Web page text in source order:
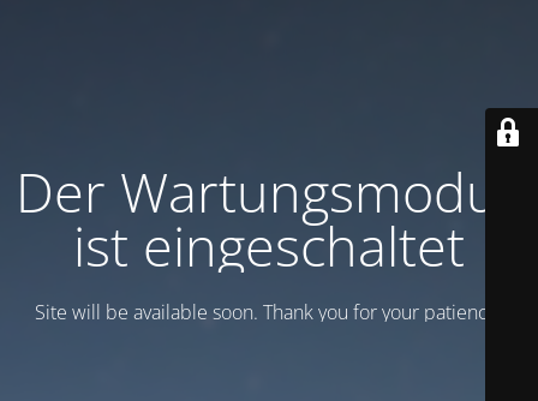
Der Wartungsmodus
ist eingeschaltet
Site will be available soon. Thank you for your patience!